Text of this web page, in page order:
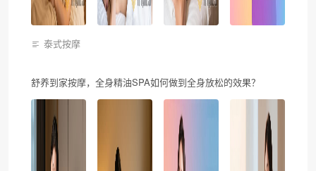
泰式按摩
舒养到家按摩，全身精油SPA如何做到全身放松的效果？